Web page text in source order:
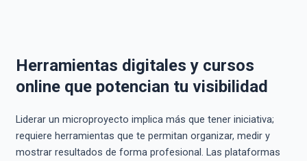
Herramientas digitales y cursos
online que potencian tu visibilidad
Liderar un microproyecto implica más que tener iniciativa;
requiere herramientas que te permitan organizar, medir y
mostrar resultados de forma profesional. Las plataformas